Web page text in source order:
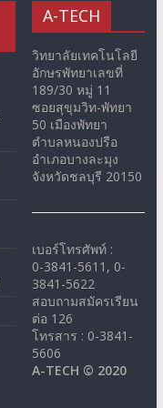
A-TECH
วิทยาลัยเทคโนโลยี
อักษรพัทยาเลขที่
189/30 หมู่ 11
ซอยสุขุมวิท-พัทยา
50 เมืองพัทยา
ตำบลหนองปรือ
อำเภอบางละมุง
จังหวัดชลบุรี 20150
เบอร์โทรศัพท์ :
0-3841-5611, 0-
3841-5622
สอบถามสมัครเรียน
ต่อ 126
โทรสาร : 0-3841-
5606
A-TECH © 2020